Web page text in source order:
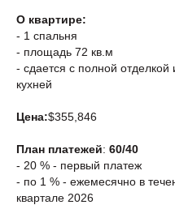
О квартире:
- 1 спальня
- площадь 72 кв.м
- сдается с полной отделкой
кухней
Цена:$355,846
План платежей: 60/40
- 20 % - первый платеж
- по 1 % - ежемесячно в
квартале 2026